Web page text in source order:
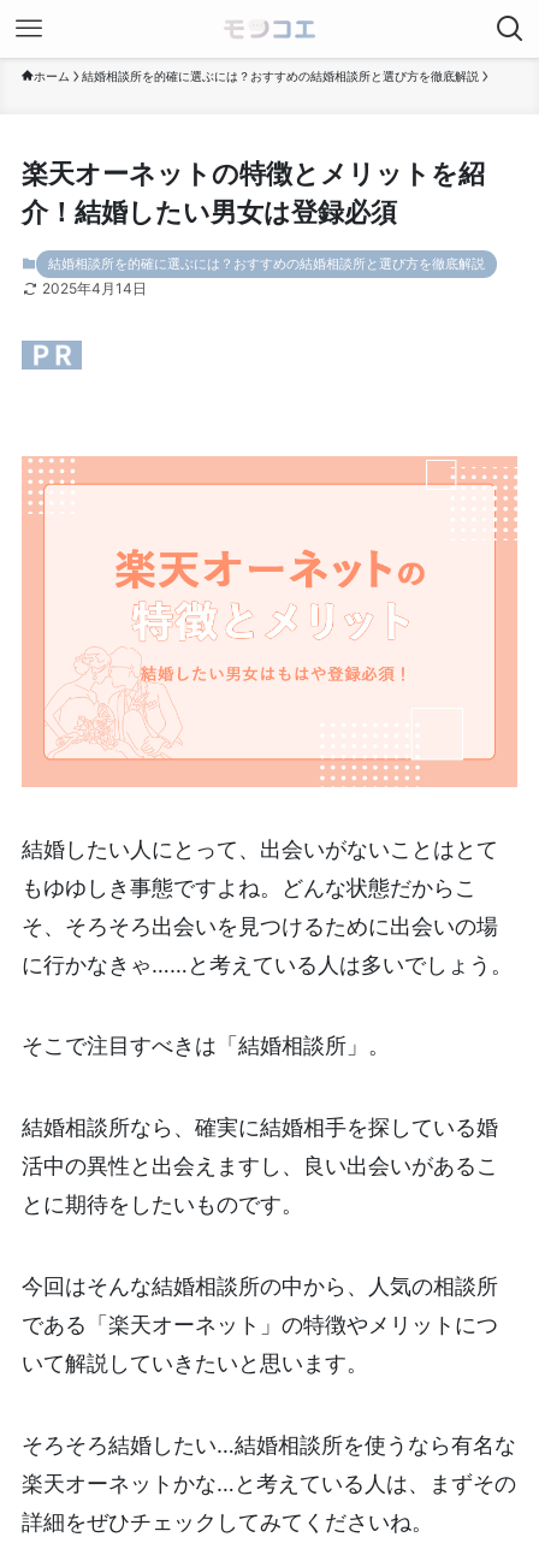
ホーム 結婚相談所を的確に選ぶには？おすすめの結婚相談所と選び方を徹底解説
楽天オーネットの特徴とメリットを紹
介！結婚したい男女は登録必須
結婚相談所を的確に選ぶには？おすすめの結婚相談所と選び方を徹底解説
2025年4月14日
結婚したい人にとって、出会いがないことはとて
もゆゆしき事態ですよね。どんな状態だからこ
そ、そろそろ出会いを見つけるために出会いの場
に行かなきゃ……と考えている人は多いでしょう。
そこで注目すべきは「結婚相談所」。
結婚相談所なら、確実に結婚相手を探している婚
活中の異性と出会えますし、良い出会いがあるこ
とに期待をしたいものです。
今回はそんな結婚相談所の中から、人気の相談所
である「楽天オーネット」の特徴やメリットにつ
いて解説していきたいと思います。
そろそろ結婚したい…結婚相談所を使うなら有名な
楽天オーネットかな…と考えている人は、まずその
詳細をぜひチェックしてみてくださいね。